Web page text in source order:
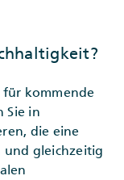
kommende
Sie in
die eine
und gleichzeitig